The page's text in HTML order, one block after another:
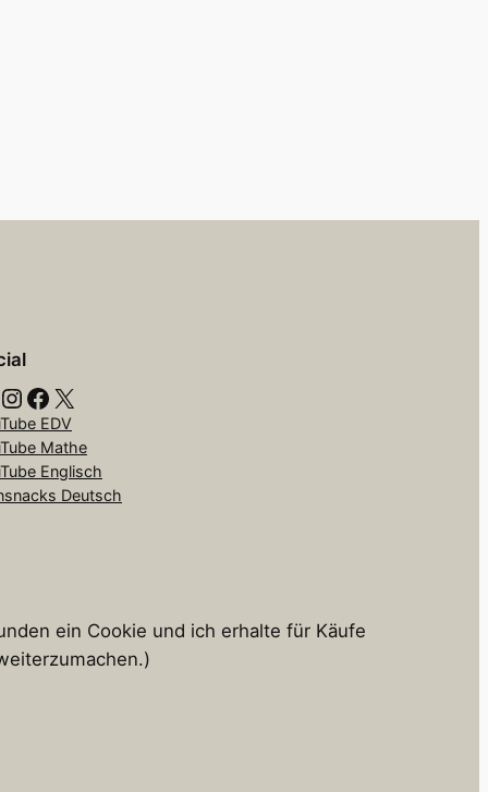
Facebook X
EDV
Mathe
Englisch
Deutsch
ein Cookie und ich erhalte für Käufe